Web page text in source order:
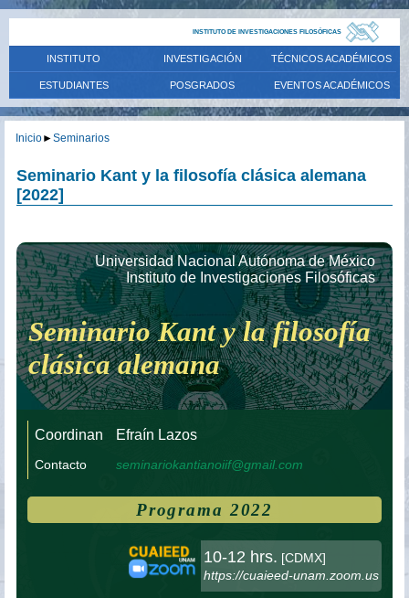
INSTITUTO DE INVESTIGACIONES FILOSÓFICAS
INSTITUTO INVESTIGACIÓN TÉCNICOS ACADÉMICOS
ESTUDIANTES POSGRADOS EVENTOS ACADÉMICOS
Inicio►Seminarios
Seminario Kant y la filosofía clásica alemana
[2022]
Universidad Nacional Autónoma de México
Instituto de Investigaciones Filosóficas
Seminario Kant y la filosofía
clásica alemana
Coordinan Efraín Lazos
Contacto seminariokantianoiif@gmail.com
Programa 2022
10-12 hrs. [CDMX]
https://cuaieed-unam.zoom.us